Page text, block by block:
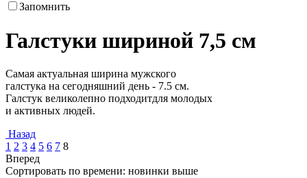
Запомнить
Галстуки шириной 7,5 см
Самая актуальная ширина мужского
галстука на сегодняшний день - 7.5 см.
Галстук великолепно подходитдля молодых
и активных людей.
Назад
1 2 3 4 5 6 7 8
Вперед
Сортировать по времени: новинки выше